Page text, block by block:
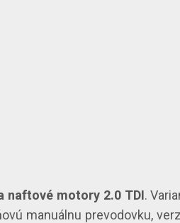
naftové motory 2.0 TDI.
manuálnu prevodovku,